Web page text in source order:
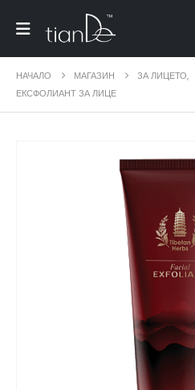
НАЧАЛО МАГАЗИН ЗА ЛИЦЕТО,
ЕКСФОЛИАНТ ЗА ЛИЦЕ